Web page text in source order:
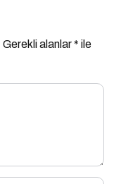
Gerekli alanlar* ile